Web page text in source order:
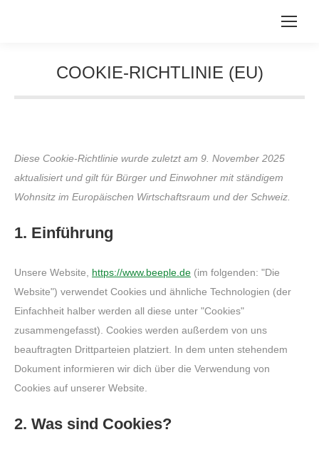
COOKIE-RICHTLINIE (EU)
Diese Cookie-Richtlinie wurde zuletzt am 9. November 2025
aktualisiert und gilt für Bürger und Einwohner mit ständigem
Wohnsitz im Europäischen Wirtschaftsraum und der Schweiz.
1. Einführung
Unsere Website, https://www.beeple.de (im folgenden: "Die
Website") verwendet Cookies und ähnliche Technologien (der
Einfachheit halber werden all diese unter "Cookies"
zusammengefasst). Cookies werden außerdem von uns
beauftragten Drittparteien platziert. In dem unten stehendem
Dokument informieren wir dich über die Verwendung von
Cookies auf unserer Website.
2. Was sind Cookies?